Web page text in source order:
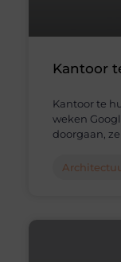
Kantoor
Kantoor te
weken
doorgaan,